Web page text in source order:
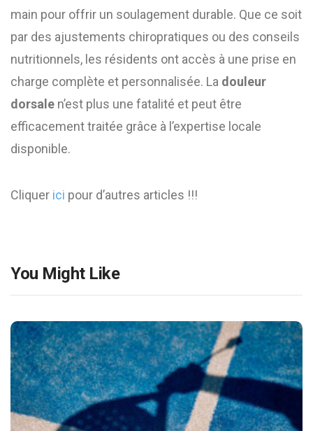
main pour offrir un soulagement durable. Que ce soit
par des ajustements chiropratiques ou des conseils
nutritionnels, les résidents ont accès à une prise en
charge complète et personnalisée. La douleur
dorsale n’est plus une fatalité et peut être
efficacement traitée grâce à l’expertise locale
disponible.
Cliquer ici pour d’autres articles !!!
You Might Like